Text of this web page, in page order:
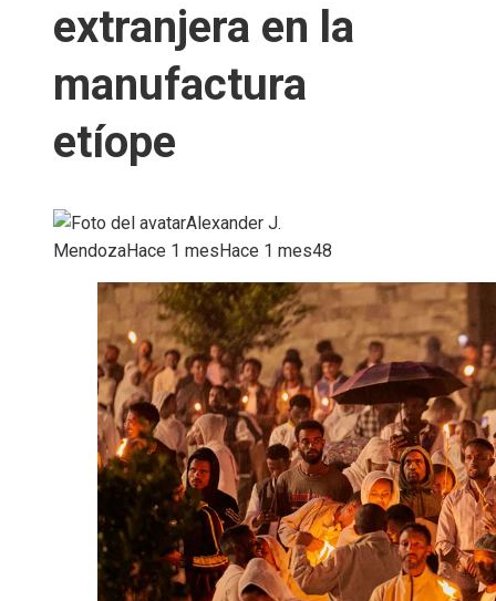
extranjera en la
manufactura
etíope
Alexander J.
MendozaHace 1 mesHace 1 mes48